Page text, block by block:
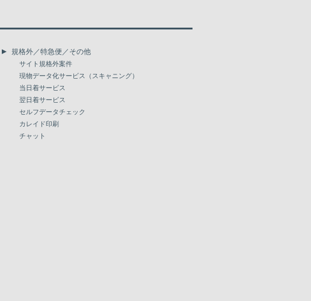
規格外／特急便／その他
サイト規格外案件
現物データ化サービス（スキャニング）
当日着サービス
翌日着サービス
セルフデータチェック
カレイド印刷
チャット